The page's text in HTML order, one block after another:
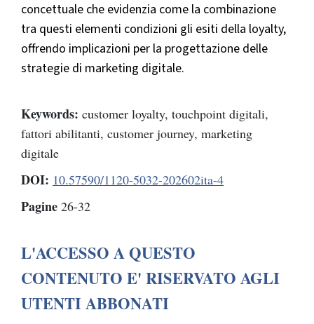
concettuale che evidenzia come la combinazione
tra questi elementi condizioni gli esiti della loyalty,
offrendo implicazioni per la progettazione delle
strategie di marketing digitale.
Keywords: customer loyalty, touchpoint digitali,
fattori abilitanti, customer journey, marketing
digitale
DOI: 10.57590/1120-5032-202602ita-4
Pagine 26-32
L'ACCESSO A QUESTO
CONTENUTO E' RISERVATO AGLI
UTENTI ABBONATI